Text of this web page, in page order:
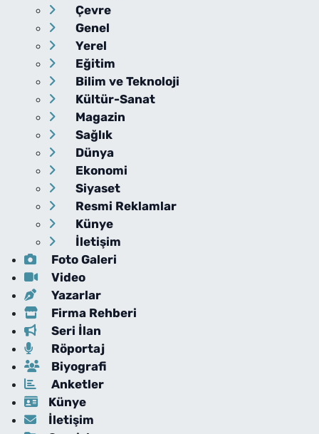
Çevre
Genel
Yerel
Eğitim
Bilim ve Teknoloji
Kültür-Sanat
Magazin
Sağlık
Dünya
Ekonomi
Siyaset
Resmi Reklamlar
Künye
İletişim
Foto Galeri
Video
Yazarlar
Firma Rehberi
Seri İlan
Röportaj
Biyografi
Anketler
Künye
İletişim